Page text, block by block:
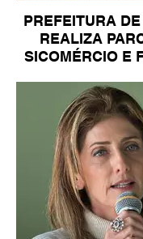
PREFEITURA
REALIZA
SICOMÉRCIO E